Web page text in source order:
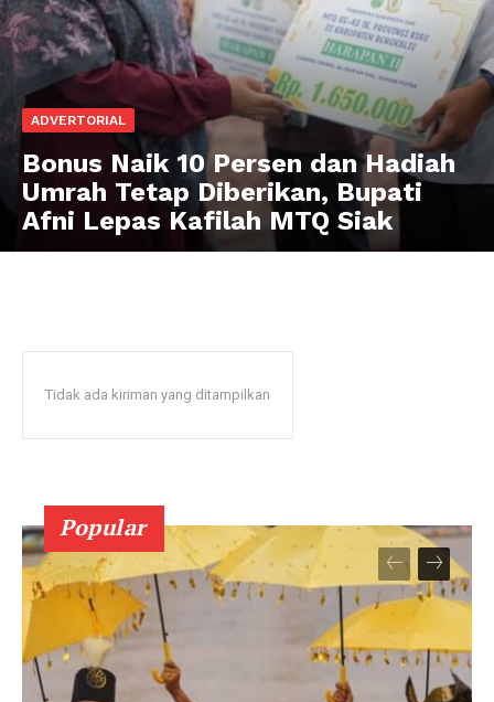
ADVERTORIAL
Bonus Naik 10 Persen dan Hadiah
Umrah Tetap Diberikan, Bupati
Afni Lepas Kafilah MTQ Siak
Tidak ada kiriman yang ditampilkan
Popular